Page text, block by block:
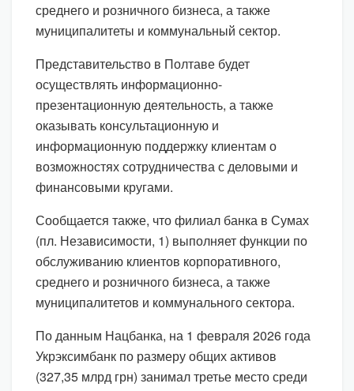
среднего и розничного бизнеса, а также
муниципалитеты и коммунальный сектор.
Представительство в Полтаве будет
осуществлять информационно-
презентационную деятельность, а также
оказывать консультационную и
информационную поддержку клиентам о
возможностях сотрудничества с деловыми и
финансовыми кругами.
Сообщается также, что филиал банка в Сумах
(пл. Независимости, 1) выполняет функции по
обслуживанию клиентов корпоративного,
среднего и розничного бизнеса, а также
муниципалитетов и коммунального сектора.
По данным Нацбанка, на 1 февраля 2026 года
Укрэксимбанк по размеру общих активов
(327,35 млрд грн) занимал третье место среди